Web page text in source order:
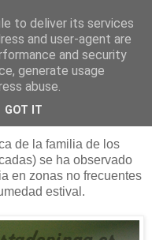
de la familia de los
se ha observado
en zonas no frecuentes
estival.
to deliver its services
and user-agent are
and security
generate usage
abuse.
GOT IT